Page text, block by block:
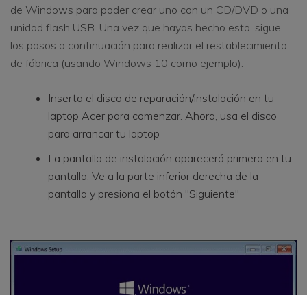
de Windows para poder crear uno con un CD/DVD o una
unidad flash USB. Una vez que hayas hecho esto, sigue
los pasos a continuación para realizar el restablecimiento
de fábrica (usando Windows 10 como ejemplo):
Inserta el disco de reparación/instalación en tu
laptop Acer para comenzar. Ahora, usa el disco
para arrancar tu laptop
La pantalla de instalación aparecerá primero en tu
pantalla. Ve a la parte inferior derecha de la
pantalla y presiona el botón "Siguiente"